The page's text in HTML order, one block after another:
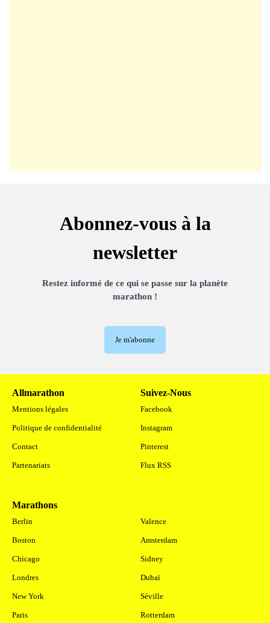
Abonnez-vous à la
newsletter
Restez informé de ce qui se passe sur la planète
marathon !
Je m'abonne
Allmarathon
Mentions légales
Politique de confidentialité
Contact
Partenariats
Suivez-Nous
Facebook
Instagram
Pinterest
Flux RSS
Marathons
Berlin
Boston
Chicago
Londres
New York
Paris
Valence
Amsterdam
Sidney
Dubaï
Séville
Rotterdam